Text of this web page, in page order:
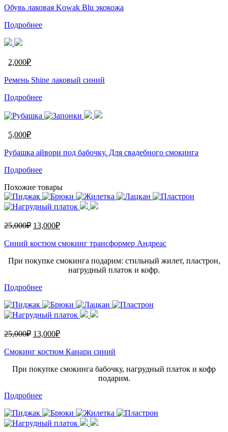
Обувь лаковая Kowak Blu экокожа
Подробнее
2,000₽
Ремень Shine лаковый синий
Подробнее
5,000₽
Рубашка айвори под бабочку. Для свадебного смокинга
Подробнее
Похожие товары
25,000₽ 13,000₽
Синий костюм смокинг трансформер Андреас
При покупке смокинга подарим: стильный жилет, пластрон,
нагрудный платок и кофр.
Подробнее
25,000₽ 13,000₽
Смокинг костюм Канари синий
При покупке смокинга бабочку, нагрудный платок и кофр
подарим.
Подробнее